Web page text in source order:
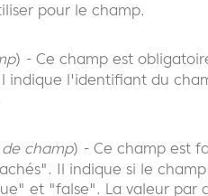
pour le champ.
) - Ce champ est
indique l'identifiant du
champ) - Ce champ est
Il indique si le
et "false". La valeur par